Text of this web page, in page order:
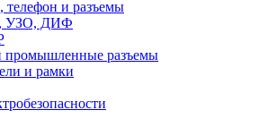
телефон и разъемы
УЗО, ДИФ
промышленные разъемы
и рамки